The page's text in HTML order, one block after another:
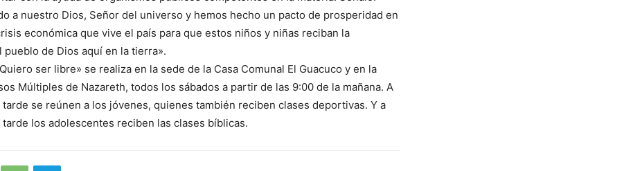
a nuestro Dios, Señor del universo y hemos hecho un pacto de prosperidad en
económica que vive el país para que estos niños y niñas reciban la
pueblo de Dios aquí en la tierra».
ser libre» se realiza en la sede de la Casa Comunal El Guacuco y en la
Múltiples de Nazareth, todos los sábados a partir de las 9:00 de la mañana. A
tarde se reúnen a los jóvenes, quienes también reciben clases deportivas. Y a
tarde los adolescentes reciben las clases bíblicas.